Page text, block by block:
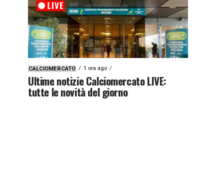
CALCIOMERCATO 1 ora ago
Ultime notizie Calciomercato LIVE:
tutte le novità del giorno